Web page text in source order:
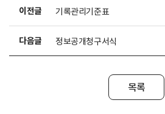
이전글 기록관리기준표
다음글 정보공개청구서식
목록